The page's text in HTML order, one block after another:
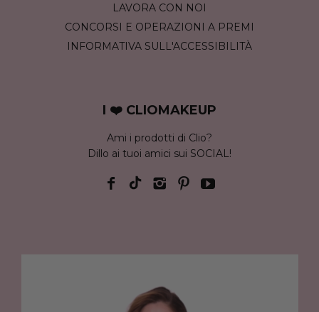
LAVORA CON NOI
CONCORSI E OPERAZIONI A PREMI
INFORMATIVA SULL'ACCESSIBILITÀ
I ❤️ CLIOMAKEUP
Ami i prodotti di Clio?
Dillo ai tuoi amici sui SOCIAL!